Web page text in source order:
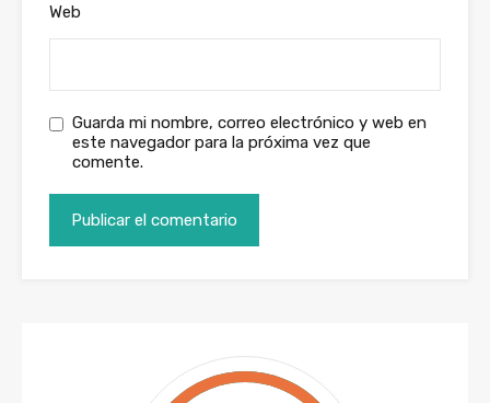
Web
Guarda mi nombre, correo electrónico y web en
este navegador para la próxima vez que
comente.